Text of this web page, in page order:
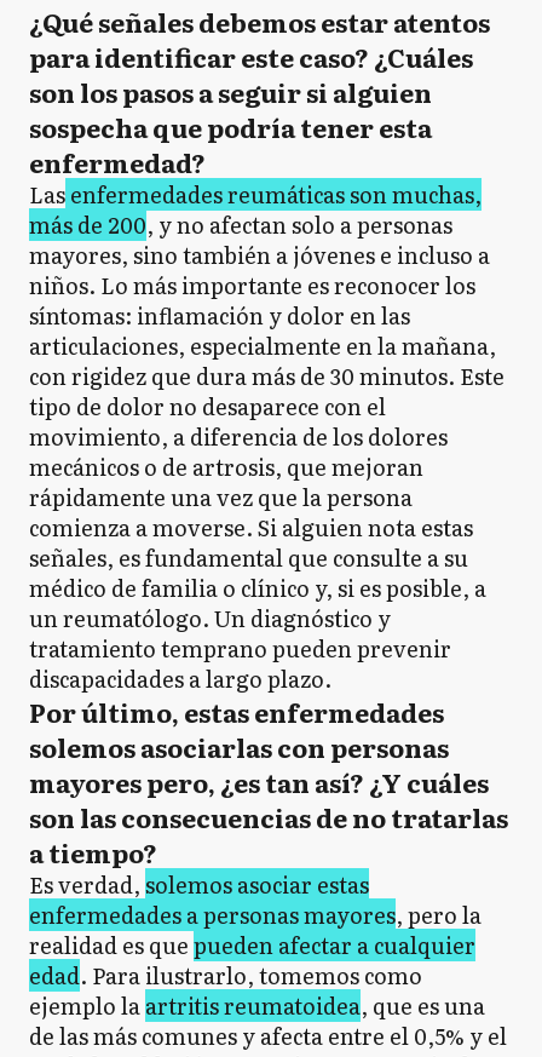
¿Qué señales debemos estar atentos
para identificar este caso? ¿Cuáles
son los pasos a seguir si alguien
sospecha que podría tener esta
enfermedad?
Lasenfermedades reumáticas son muchas,
más de 200, y no afectan solo a personas
mayores, sino también a jóvenes e incluso a
niños. Lo más importante es reconocer los
síntomas: inflamación y dolor en las
articulaciones, especialmente en la mañana,
con rigidez que dura más de 30 minutos. Este
tipo de dolor no desaparece con el
movimiento, a diferencia de los dolores
mecánicos o de artrosis, que mejoran
rápidamente una vez que la persona
comienza a moverse. Si alguien nota estas
señales, es fundamental que consulte a su
médico de familia o clínico y, si es posible, a
un reumatólogo. Un diagnóstico y
tratamiento temprano pueden prevenir
discapacidades a largo plazo.
Por último, estas enfermedades
solemos asociarlas con personas
mayores pero, ¿es tan así? ¿Y cuáles
son las consecuencias de no tratarlas
a tiempo?
Es verdad,solemos asociar estas
enfermedades a personas mayores, pero la
realidad es quepueden afectar a cualquier
edad. Para ilustrarlo, tomemos como
ejemplo laartritis reumatoidea, que es una
de las más comunes y afecta entre el 0,5% y el